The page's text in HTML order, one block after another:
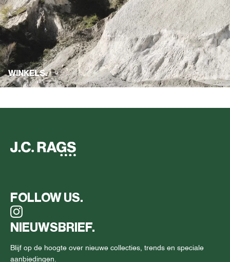
WINKELS.
FOLLOW US.
NIEUWSBRIEF.
Blijf op de hoogte over nieuwe collecties, trends en speciale
aanbiedingen.